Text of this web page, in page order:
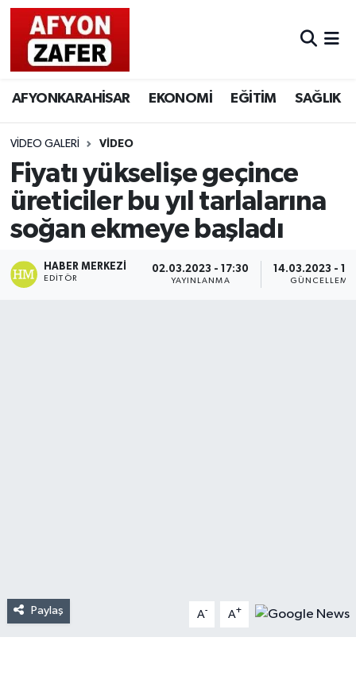
AFYONKARAHİSAR EKONOMİ EĞİTİM SAĞLIK
VIDEO GALERI VIDEO
Fiyatı yükselişe geçince
üreticiler bu yıl tarlalarına
soğan ekmeye başladı
HABER MERKEZI
EDITÖR
02.03.2023 - 17:30
YAYINLANMA
14.03.2023 -
GÜNCELLEME
Paylaş A- A+